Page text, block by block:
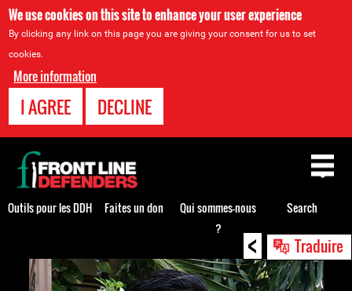
We use cookies on this site to enhance your user experience
By clicking any link on this page you are giving your consent for us to set
cookies.
More information
I AGREE DECLINE
< Traduire
Back
to
top
Outils pour les DDH Faites un don
Qui sommes-nous
?
Search